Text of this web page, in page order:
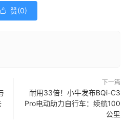
 赞(0)
下一篇
耐用33倍！小牛发布BQi-C3
Pro电动助力自行车：续航100
公里